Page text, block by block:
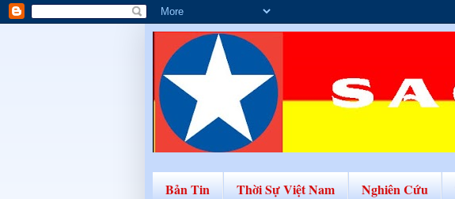
Bản Tin Thời Sự Việt Nam Nghiên Cứu